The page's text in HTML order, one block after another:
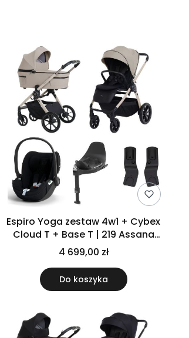
Espiro Yoga zestaw 4w1 + Cybex
Cloud T + Base T | 219 Assana
Lotos
4 699,00 zł
Do koszyka